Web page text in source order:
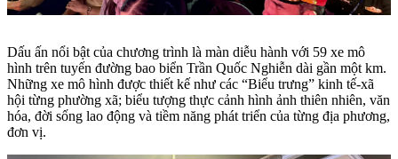
Dấu ấn nổi bật của chương trình là màn diễu hành với 59 xe mô
hình trên tuyến đường bao biển Trần Quốc Nghiễn dài gần một km.
Những xe mô hình được thiết kế như các “Biểu trưng” kinh tế-xã
hội từng phường xã; biểu tượng thực cảnh hình ảnh thiên nhiên, văn
hóa, đời sống lao động và tiềm năng phát triển của từng địa phương,
đơn vị.